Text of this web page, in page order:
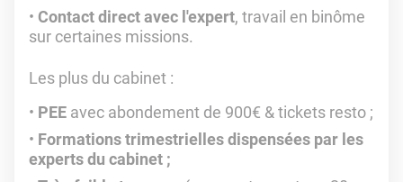
Contact direct avec l'expert, travail en binôme
sur certaines missions.
Les plus du cabinet :
PEE avec abondement de 900€ & tickets resto ;
Formations trimestrielles dispensées par les
experts du cabinet ;